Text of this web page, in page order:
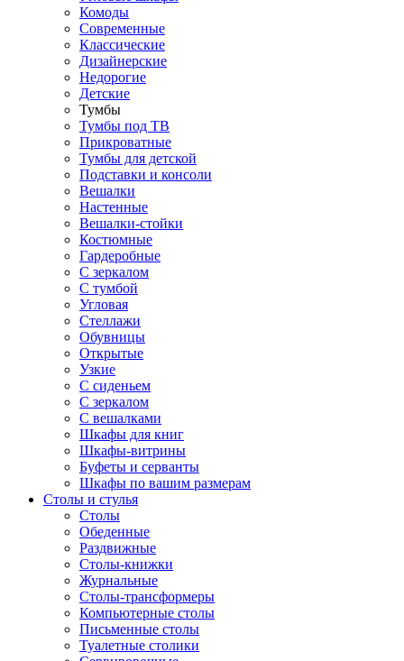
Комоды
Современные
Классические
Дизайнерские
Недорогие
Детские
Тумбы
Тумбы под ТВ
Прикроватные
Тумбы для детской
Подставки и консоли
Вешалки
Настенные
Вешалки-стойки
Костюмные
Гардеробные
С зеркалом
С тумбой
Угловая
Стеллажи
Обувницы
Открытые
Узкие
С сиденьем
С зеркалом
С вешалками
Шкафы для книг
Шкафы-витрины
Буфеты и серванты
Шкафы по вашим размерам
Столы и стулья
Столы
Обеденные
Раздвижные
Столы-книжки
Журнальные
Столы-трансформеры
Компьютерные столы
Письменные столы
Туалетные столики